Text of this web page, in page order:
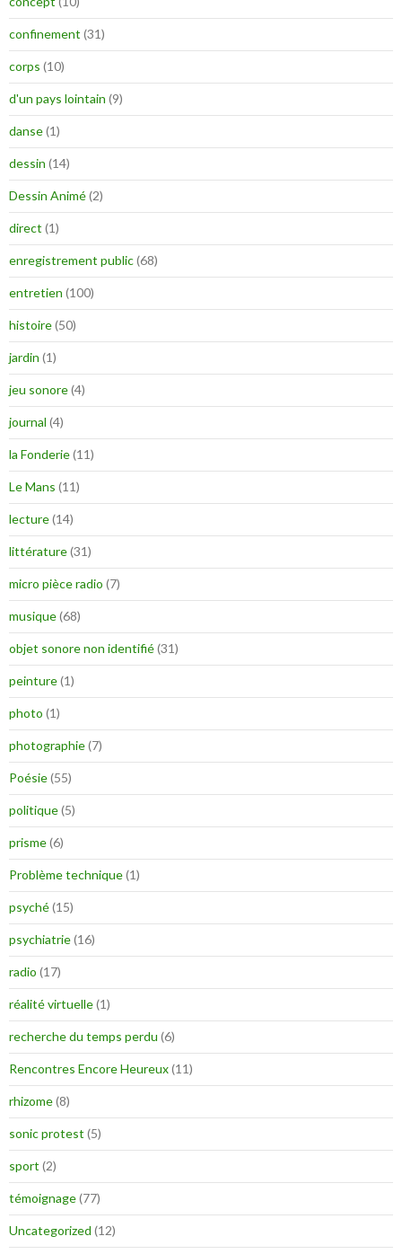
confinement (31)
corps (10)
d'un pays lointain (9)
danse(1)
dessin (14)
Dessin Animé(2)
direct (1)
enregistrement public(68)
entretien (100)
histoire(50)
jardin (1)
jeu sonore(4)
journal (4)
la Fonderie(11)
Le Mans (11)
lecture(14)
littérature(31)
micro pièce radio (7)
musique(68)
objet sonore non identifié(31)
peinture(1)
photo (1)
photographie(7)
Poésie(55)
politique(5)
prisme(6)
Problème technique(1)
psyché(15)
psychiatrie(16)
radio (17)
réalité virtuelle(1)
recherche du temps perdu (6)
Rencontres Encore Heureux(11)
rhizome(8)
sonic protest (5)
sport (2)
témoignage(77)
Uncategorized (12)